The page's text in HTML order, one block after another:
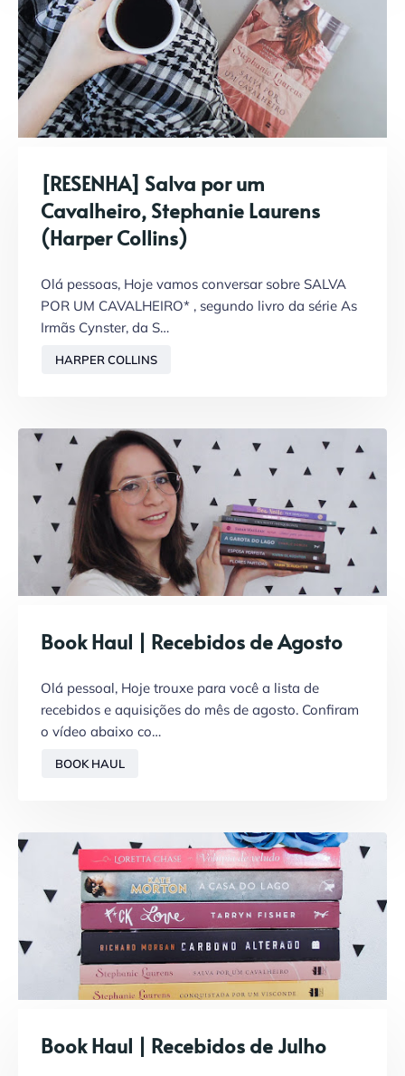
[RESENHA] Salva por um
Cavalheiro, Stephanie Laurens
(Harper Collins)
Olá pessoas, Hoje vamos conversar sobre SALVA
POR UM CAVALHEIRO* , segundo livro da série As
Irmãs Cynster, da S…
HARPER COLLINS
Book Haul | Recebidos de Agosto
Olá pessoal, Hoje trouxe para você a lista de
recebidos e aquisições do mês de agosto. Confiram
o vídeo abaixo co…
BOOK HAUL
Book Haul | Recebidos de Julho